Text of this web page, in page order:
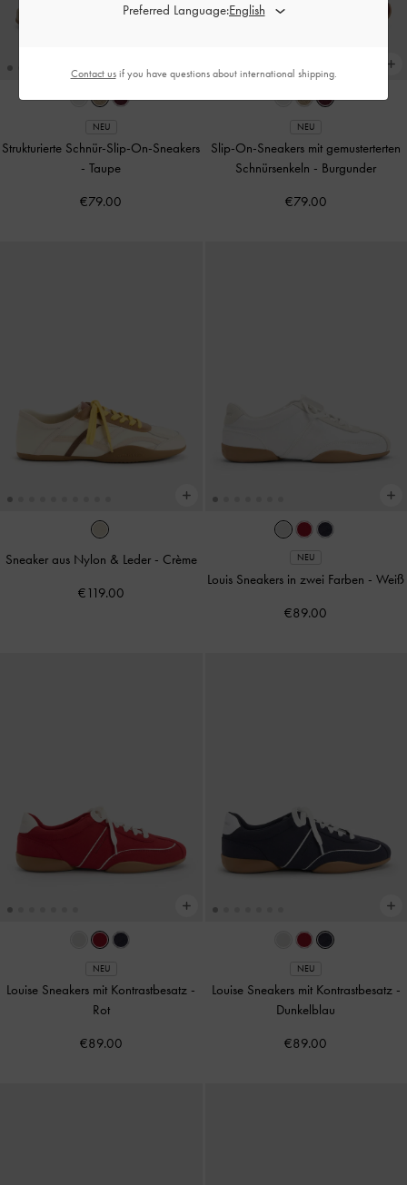
NEU
Strukturierte Schnür-Slip-On-Sneakers
-Taupe
€79.00
NEU
Slip-On-Sneakers mit gemusterterten
Schnürsenkeln - Burgunder
€79.00
Sneaker aus Nylon & Leder - Crème
€119.00
NEU
Louis Sneakers in zwei Farben -Weiß
€89.00
NEU
Louise Sneakers mit Kontrastbesatz -
Rot
€89.00
NEU
Louise Sneakers mit Kontrastbesatz -
Dunkelblau
€89.00
Preferred Language:
Contact usif you have questions about international shipping.